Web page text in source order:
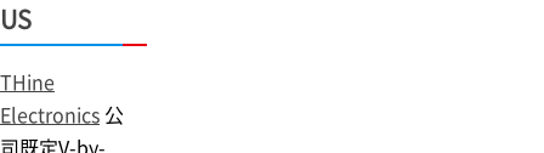
US
THine
Electronics 公
司既定V-by-